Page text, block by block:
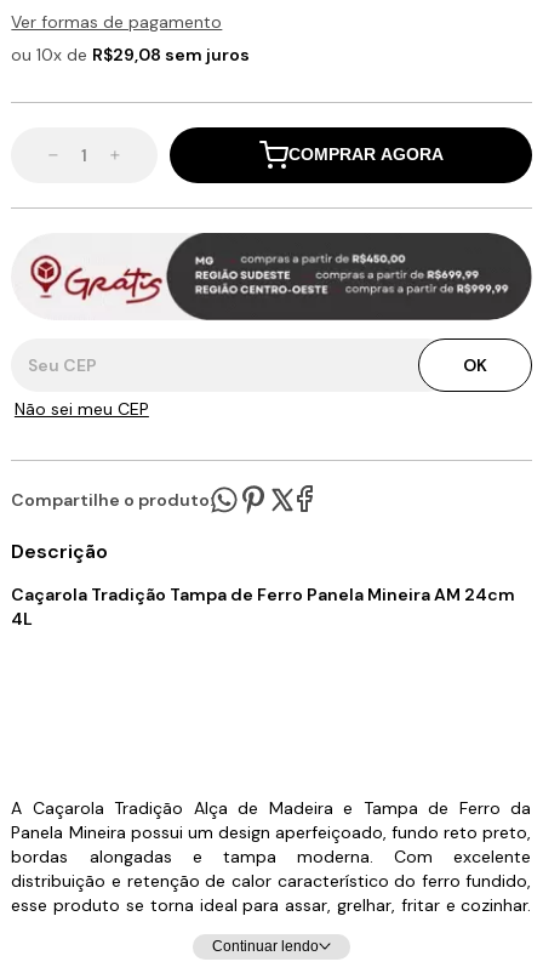
Ver formas de pagamento
ou 10x de R$29,08 sem juros
COMPRAR AGORA
OK
Não sei meu CEP
Compartilhe o produto:
Descrição
Caçarola Tradição Tampa de Ferro Panela Mineira AM 24cm
4L
A Caçarola Tradição Alça de Madeira e Tampa de Ferro da
Panela Mineira possui um design aperfeiçoado, fundo reto preto,
bordas alongadas e tampa moderna. Com excelente
distribuição e retenção de calor característico do ferro fundido,
esse produto se torna ideal para assar, grelhar, fritar e cozinhar.
Seu formato redondo é muito utilizado para o preparo de arroz,
bife, frango, feijão, carnes e legumes, cozinhando os alimentos
Continuar lendo